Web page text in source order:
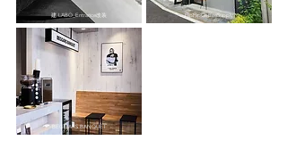
建.LABO_Entrance改装
BEGGARS BANQUET
FlipFlipCoffeeSupply